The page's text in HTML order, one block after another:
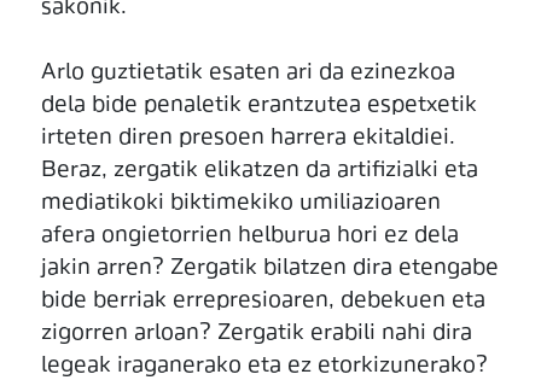
sakonik.
Arlo guztietatik esaten ari da ezinezkoa
dela bide penaletik erantzutea espetxetik
irteten diren presoen harrera ekitaldiei.
Beraz, zergatik elikatzen da artifizialki eta
mediatikoki biktimekiko umiliazioaren
afera ongietorrien helburua hori ez dela
jakin arren? Zergatik bilatzen dira etengabe
bide berriak errepresioaren, debekuen eta
zigorren arloan? Zergatik erabili nahi dira
legeak iraganerako eta ez etorkizunerako?